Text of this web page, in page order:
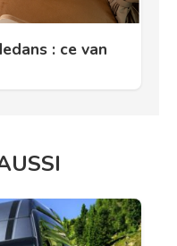
: ce van